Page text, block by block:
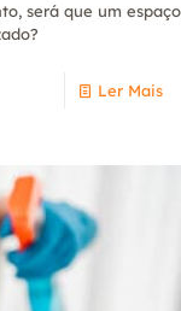
será que um espaço
Ler Mais